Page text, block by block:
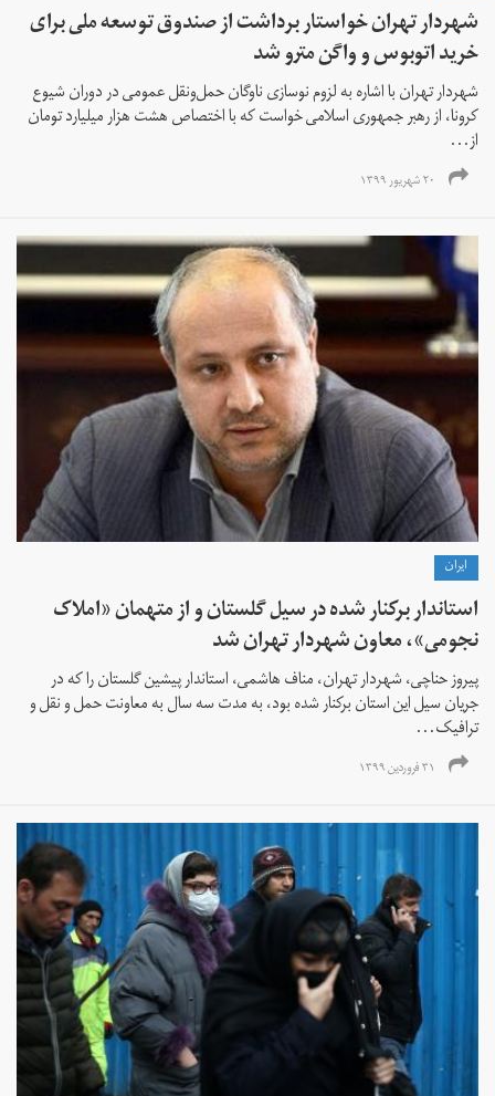
شهردار تهران خواستار برداشت از صندوق توسعه ملی برای
خرید اتوبوس و واگن مترو شد
شهردار تهران با اشاره به لزوم نوسازی ناوگان حمل‌ونقل عمومی در دوران شیوع
کرونا، از رهبر جمهوری اسلامی خواست که با اختصاص هشت هزار میلیارد تومان
از...
۲۰ شهریور ۱۳۹۹
ايران
استاندار برکنار شده در سیل گلستان و از متهمان «املاک
نجومی»، معاون شهردار تهران شد
پیروز حناچی، شهردار تهران، مناف هاشمی، استاندار پیشین گلستان را که در
جریان سیل این استان برکنار شده بود، به مدت سه سال به معاونت حمل و نقل و
ترافیک...
۳۱ فروردین ۱۳۹۹